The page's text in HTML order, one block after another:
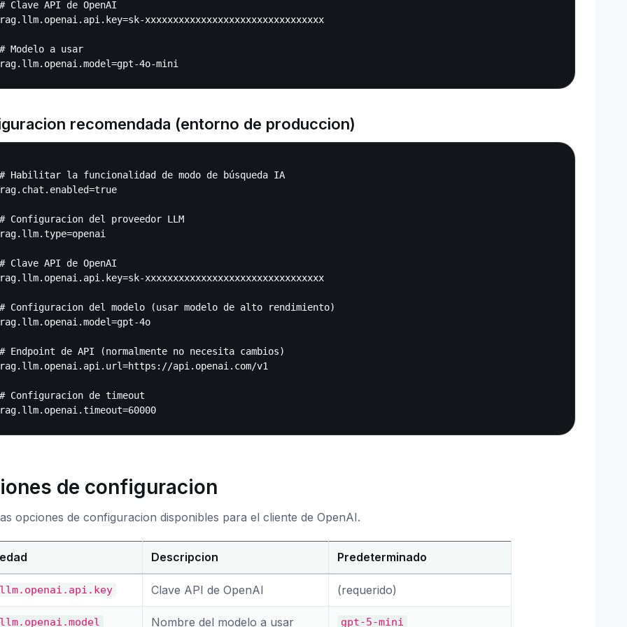
Clave API de OpenAI
xxxxxxxxxxxxxxxxxxxxxxxxxxxxxxxx
Modelo a usar
recomendada (entorno de produccion)
Habilitar la funcionalidad de modo de búsqueda IA
Configuracion del proveedor LLM
Clave API de OpenAI
xxxxxxxxxxxxxxxxxxxxxxxxxxxxxxxx
Configuracion del modelo (usar modelo de alto rendimiento)
4o
Endpoint de API (normalmente no necesita cambios)
api.openai.com/v1
Configuracion de timeout
rag.llm.openai.timeout=60000
de configuracion
opciones de configuracion disponibles para el cliente de OpenAI.
Descripcion Predeterminado
Clave API de OpenAI (requerido)
Nombre del modelo a usar gpt-5-mini